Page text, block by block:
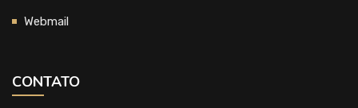
Webmail
CONTATO